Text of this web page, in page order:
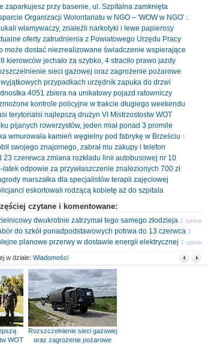
zaparkujesz przy basenie, ul. Szpitalna zamknięta
Organizacji Wolontariatu w NGO – 'WOW w NGO' 1
włamywaczy, znaleźli narkotyki i lewe papierosy
oferty zatrudnienia z Powiatowego Urzędu Pracy
może dostać niezrealizowane świadczenie wspierające
kierowców jechało za szybko, 4 straciło prawo jazdy
sieci gazowej oraz zagrożenie pożarowe
przypadkach urzędnik zapuka do drzwi
4051 zbiera na unikatowy pojazd ratowniczy
kontrole policyjne w trakcie długiego weekendu
terytorialsi najlepszą drużyn VI Mistrzostostw WOT
pijanych rowerzystów, jeden miał ponad 3 promile
wmurowała kamień węgielny pod fabrykę w Brześciu 1
swojego znajomego, zabrał mu zakupy i telefon
23 czerewca zmiana rozkładu linii autobusowej nr 10
latek odpowie za przywłaszczenie znalezionych 700 zł
marszałka dla specjalistów terapii zajęciowej
eskortowali rodzącą kobietę aż do szpitala
czytane i komentowane:
dwukrotnie zatrzymał tego samego złodzieja 2 opinie
do szkół ponadpodstawowych potrwa do 13 czerwca 2
planowe przerwy w dostawie energii elektrycznej 2 opinie
w dziale: Wiadomości
WOT
Rozszczelnienie sieci gazowej
oraz zagrożenie pożarowe